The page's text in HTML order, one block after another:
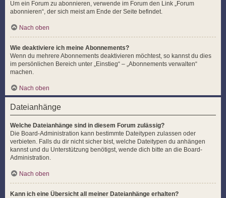
Um ein Forum zu abonnieren, verwende im Forum den Link „Forum
abonnieren“, der sich meist am Ende der Seite befindet.
Nach oben
Wie deaktiviere ich meine Abonnements?
Wenn du mehrere Abonnements deaktivieren möchtest, so kannst du dies
im persönlichen Bereich unter „Einstieg“ – „Abonnements verwalten“
machen.
Nach oben
Dateianhänge
Welche Dateianhänge sind in diesem Forum zulässig?
Die Board-Administration kann bestimmte Dateitypen zulassen oder
verbieten. Falls du dir nicht sicher bist, welche Dateitypen du anhängen
kannst und du Unterstützung benötigst, wende dich bitte an die Board-
Administration.
Nach oben
Kann ich eine Übersicht all meiner Dateianhänge erhalten?